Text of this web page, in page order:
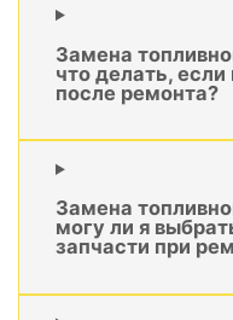
Замена
что делать,
после ремонта?
Замена
могу ли я
запчасти при